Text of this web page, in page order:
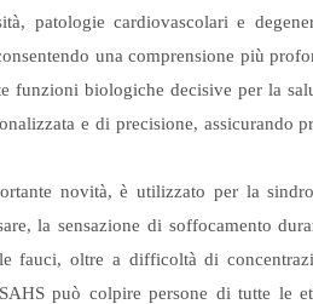
patologie cardiovascolari e
una comprensione più
funzioni biologiche decisive per la
e di precisione, assicurando
novità, è utilizzato per la
la sensazione di soffocamento
fauci, oltre a difficoltà di
può colpire persone di tutte